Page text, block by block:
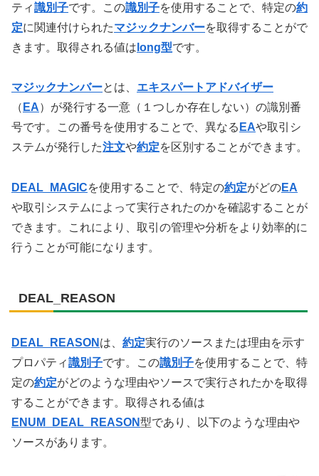
ティ識別子です。この識別子を使用することで、特定の約
定に関連付けられたマジックナンバーを取得することがで
きます。取得される値は long型です。
マジックナンバーとは、 エキスパートアドバイザー
（ EA）が発行する一意（１つしか存在しない）の識別番
号です。この番号を使用することで、異なる EAや取引シ
ステムが発行した注文や約定を区別することができます。
DEAL_MAGICを使用することで、特定の約定がどのEA
や取引システムによって実行されたのかを確認することが
できます。これにより、取引の管理や分析をより効率的に
行うことが可能になります。
DEAL_REASON
DEAL_REASON は、 約定実行のソースまたは理由を示す
プロパティ識別子です。この識別子を使用することで、特
定の約定がどのような理由やソースで実行されたかを取得
することができます。取得される値は
ENUM_DEAL_REASON型であり、以下のような理由や
ソースがあります。